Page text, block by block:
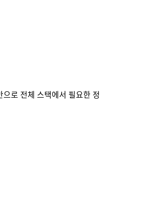
로 전체 스택에서 필요한 정